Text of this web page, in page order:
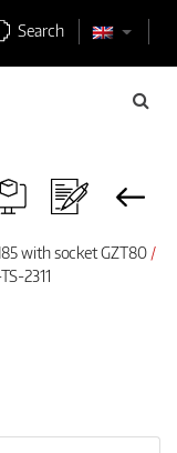
Search
with socket GZT80
2311